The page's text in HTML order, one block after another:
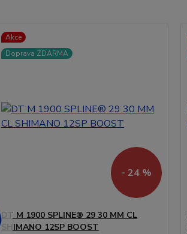
Akce
Doprava ZDARMA
- 24 %
DT M 1900 SPLINE® 29 30 MM CL
SHIMANO 12SP BOOST